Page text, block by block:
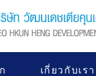
เกี่ยวกับเรา